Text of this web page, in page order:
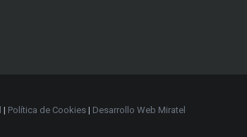
| Política de Cookies | Desarrollo Web Miratel